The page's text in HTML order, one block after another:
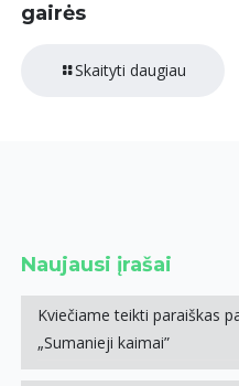
gairės
Skaityti daugiau
Naujausi įrašai
Kviečiame teikti paraiškas
„Sumanieji kaimai”